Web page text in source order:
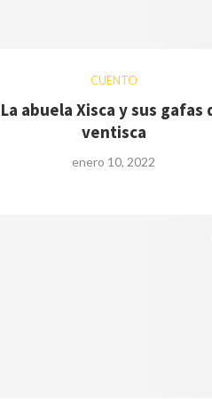
CUENTO
La abuela Xisca y sus gafas
ventisca
enero 10, 2022